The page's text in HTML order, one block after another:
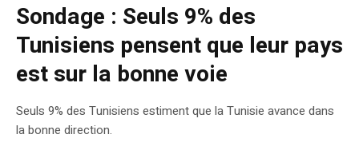
Sondage : Seuls 9% des
Tunisiens pensent que leur pays
est sur la bonne voie
Seuls 9% des Tunisiens estiment que la Tunisie avance dans
la bonne direction.